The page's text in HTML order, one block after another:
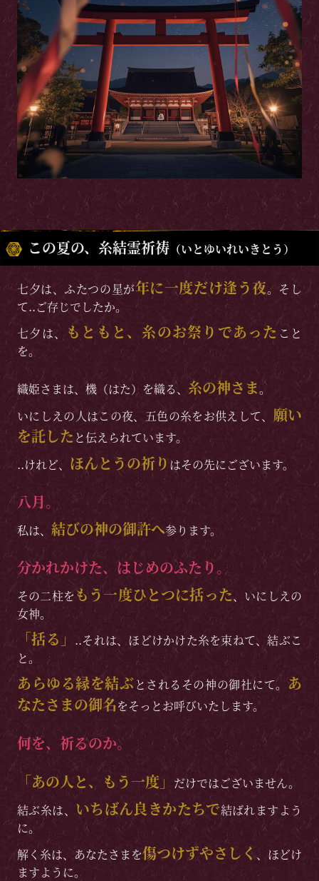
この夏の、糸結霊祈祷 （いとゆいれいきとう）
七夕は、ふたつの星が年に一度だけ逢う夜。そし
て..ご存じでしたか。
七夕は、
もともと、糸のお祭りであった こと
を。
織姫さまは、機（はた）を織る、 糸の神さま。
いにしえの人はこの夜、五色の糸をお供えして、 願い
を託したと伝えられています。
..けれど、 ほんとうの祈り はその先にございます。
八月。
私は、 結びの神の御許へ参ります。
分かれかけた、はじめのふたり。
その二柱を もう一度ひとつに括った、いにしえの
女神。
「括る」
..それは、ほどけかけた糸を束ねて、結ぶこ
と。
あらゆる縁を結ぶとされるその神の御社にて。 あ
なたさまの御名をそっとお呼びいたします。
何を、祈るのか。
「あの人と、もう一度」
だけではございません。
結ぶ糸は、 いちばん良きかたちで結ばれますよう
に。
解く糸は、あなたさまを傷つけずやさしく 、ほどけ
ますように。